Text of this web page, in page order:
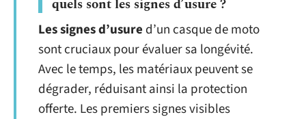
quels sont les signes d’usure ?
Les signes d’usure d’un casque de moto
sont cruciaux pour évaluer sa longévité.
Avec le temps, les matériaux peuvent se
dégrader, réduisant ainsi la protection
offerte. Les premiers signes visibles